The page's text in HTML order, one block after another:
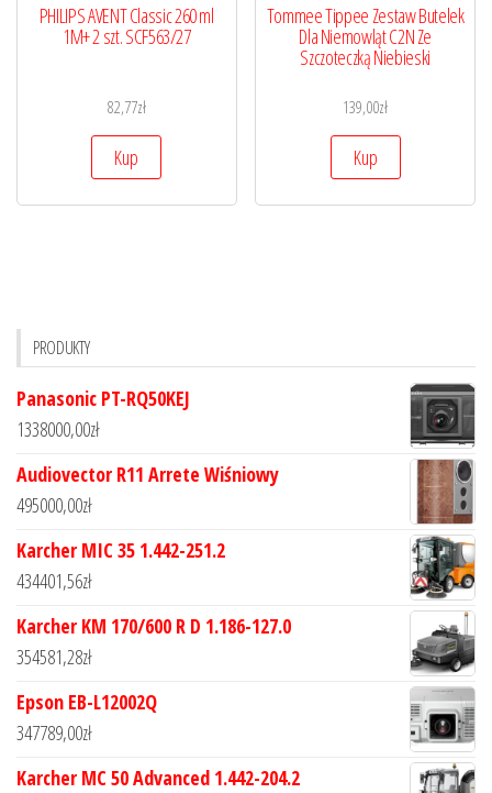
PHILIPS AVENT Classic 260 ml
1M+ 2 szt. SCF563/27
82,77zł
Kup
Tommee Tippee Zestaw Butelek
Dla Niemowląt C2N Ze
Szczoteczką Niebieski
139,00zł
Kup
PRODUKTY
Panasonic PT-RQ50KEJ
1338000,00zł
Audiovector R11 Arrete Wiśniowy
495000,00zł
Karcher MIC 35 1.442-251.2
434401,56zł
Karcher KM 170/600 R D 1.186-127.0
354581,28zł
Epson EB-L12002Q
347789,00zł
Karcher MC 50 Advanced 1.442-204.2